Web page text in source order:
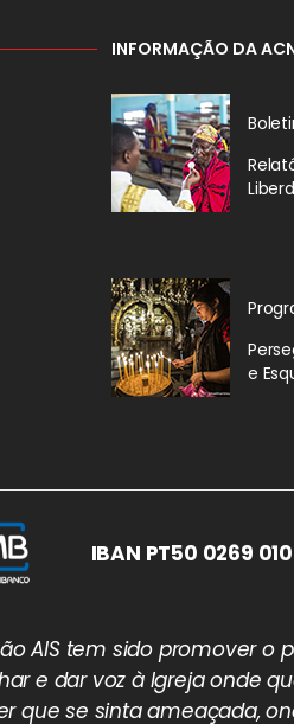
INFORMAÇÃO DA
e
IBAN PT50 0269
AIS tem sido promover o
e dar voz à Igreja onde
que se sinta ameaçada,